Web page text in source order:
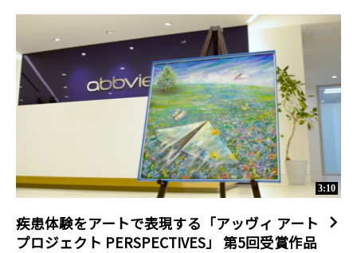
▼アッヴィについて
アッヴィは、米国に本社を置く、グローバルな研究開発型のバイ
オ医薬品企業です。現在、世界70カ国以上で約5万人がアッヴィ
で働いています。日本の社員数は1,800人を超えます。私たち
は、医薬品の開発と提供、そしてそれにとどまらず、責任ある企
業市民として、人々、社会、環境のために尽力します。
アッヴィ合同会社ホームページ　https://www.abbvie.co.jp/
アッヴィ合同会社YouTube
https://www.youtube.com/c/AbbVieJapan
帰属いたします。 Copyright © 2019 Abbvie
3:10
疾患体験をアートで表現する「アッヴィ アート
プロジェクト PERSPECTIVES」 第5回受賞作品